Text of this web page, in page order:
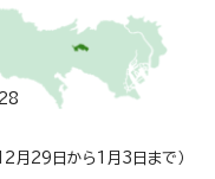
12月29日から1月3日まで）